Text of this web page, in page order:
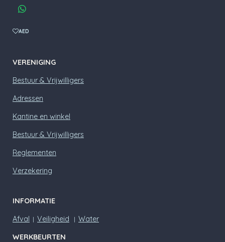
c
e
o
W
a
A
p
p
AED
VERENIGING
Bestuur & Vrijwilligers
Adressen
Kantine en winkel
Bestuur & Vrijwilligers
Reglementen
Verzekering
INFORMATIE
Afval | Veiligheid | Water
WERKBEURTEN